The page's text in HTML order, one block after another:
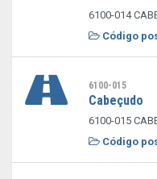
6100-014
Código
6100-015
Cabeçudo
6100-015
Código